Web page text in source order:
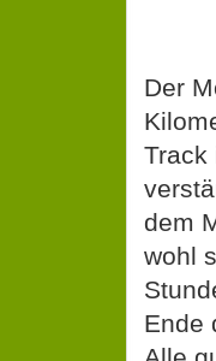
Der
Track
dem
wohl
Ende